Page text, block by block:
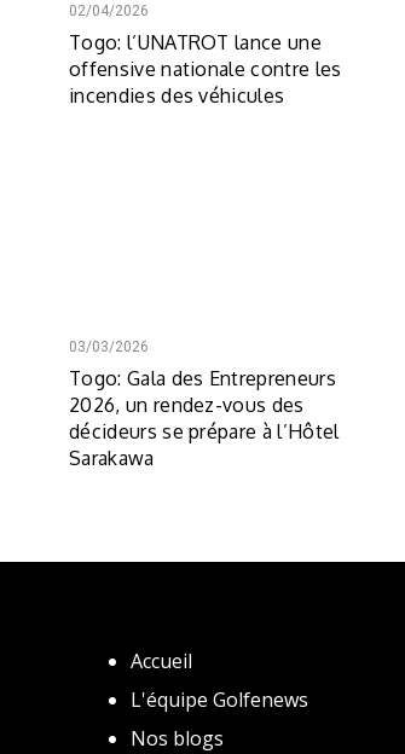
02/04/2026
Togo: l’UNATROT lance une
offensive nationale contre les
incendies des véhicules
03/03/2026
Togo: Gala des Entrepreneurs
2026, un rendez-vous des
décideurs se prépare à l’Hôtel
Sarakawa
Accueil
L'équipe Golfenews
Nos blogs